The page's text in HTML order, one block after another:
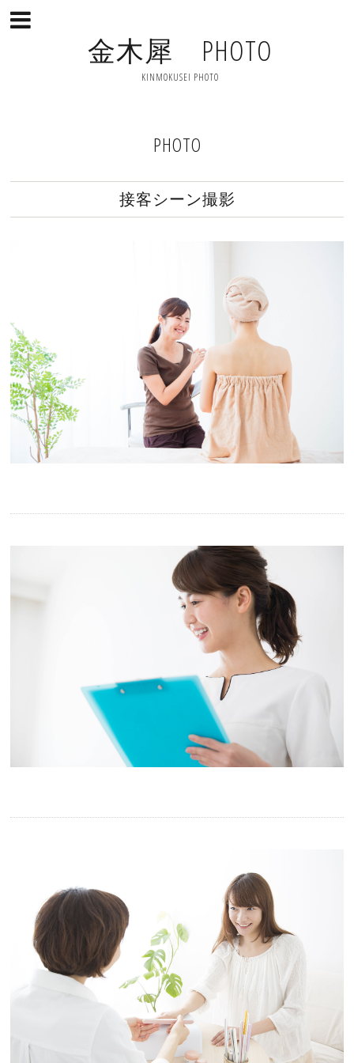
金木犀 PHOTO
KINMOKUSEI PHOTO
PHOTO
接客シーン撮影